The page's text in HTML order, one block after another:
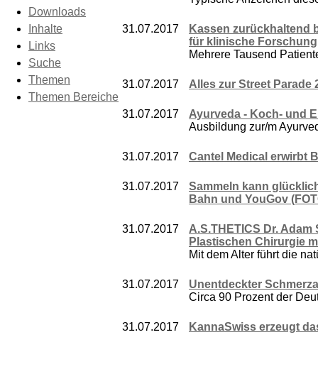
Downloads
Inhalte
Links
Suche
Themen
Themen Bereiche
31.07.2017
Kassen zurückhaltend
für klinische Forschung
Mehrere Tausend
31.07.2017 Alles zur Street Parade
31.07.2017
Ayurveda - Koch- und
Ausbildung zur/m
31.07.2017 Cantel Medical erwirbt
31.07.2017
Sammeln kann
Bahn und YouGov
31.07.2017
A.S.THETICS Dr.
Plastischen Chirurgie
Mit dem Alter führt die
31.07.2017
Unentdeckter
Circa 90 Prozent der
31.07.2017 KannaSwiss erzeugt